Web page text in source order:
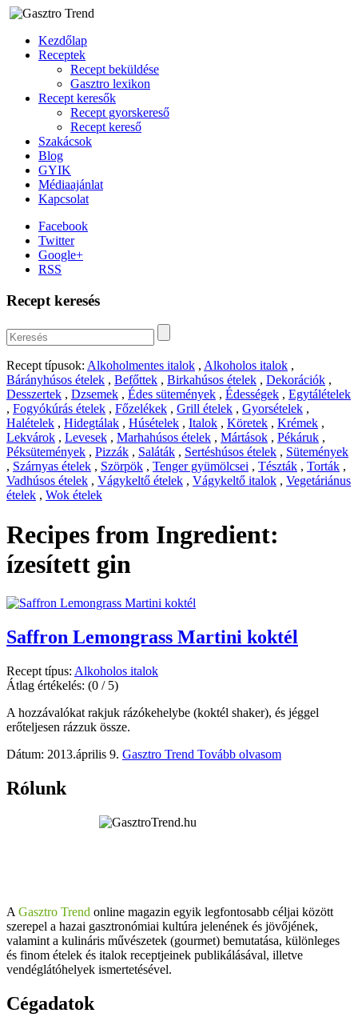
Kezdőlap
Receptek
Recept beküldése
Gasztro lexikon
Recept keresők
Recept gyorskereső
Recept kereső
Szakácsok
Blog
GYIK
Médiaajánlat
Kapcsolat
Facebook
Twitter
Google+
RSS
Recept keresés
Recept típusok: Alkoholmentes italok , Alkoholos italok ,
Bárányhúsos ételek , Befőttek , Birkahúsos ételek , Dekorációk ,
Desszertek , Dzsemek , Édes sütemények , Édességek , Egytálételek
, Fogyókúrás ételek , Főzelékek , Grill ételek , Gyorsételek ,
Halételek , Hidegtálak , Húsételek , Italok , Köretek , Krémek ,
Lekvárok , Levesek , Marhahúsos ételek , Mártások , Pékáruk ,
Péksütemények , Pizzák , Saláták , Sertéshúsos ételek , Sütemények
, Szárnyas ételek , Szörpök , Tenger gyümölcsei , Tészták , Torták ,
Vadhúsos ételek , Vágykeltő ételek , Vágykeltő italok , Vegetáriánus
ételek , Wok ételek
Recipes from Ingredient:
ízesített gin
Saffron Lemongrass Martini koktél
Recept típus: Alkoholos italok
Átlag értékelés: (0 / 5)
A hozzávalókat rakjuk rázókehelybe (koktél shaker), és jéggel
erőteljesen rázzuk össze.
Dátum: 2013.április 9. Gasztro Trend Tovább olvasom
Rólunk
A Gasztro Trend online magazin egyik legfontosabb céljai között
szerepel a hazai gasztronómiai kultúra jelenének és jövőjének,
valamint a kulináris művészetek (gourmet) bemutatása, különleges
és finom ételek és italok receptjeinek publikálásával, illetve
vendéglátóhelyek ismertetésével.
Cégadatok